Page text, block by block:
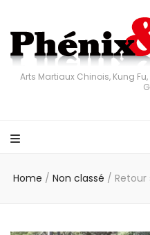
Arts Martiaux Chinois, Kung
Home / Non classé /